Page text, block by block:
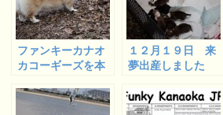
ファンキーカナオ
カコーギーズを本
いいたします
１２月１９日 来
夢出産しました
ちとご対面